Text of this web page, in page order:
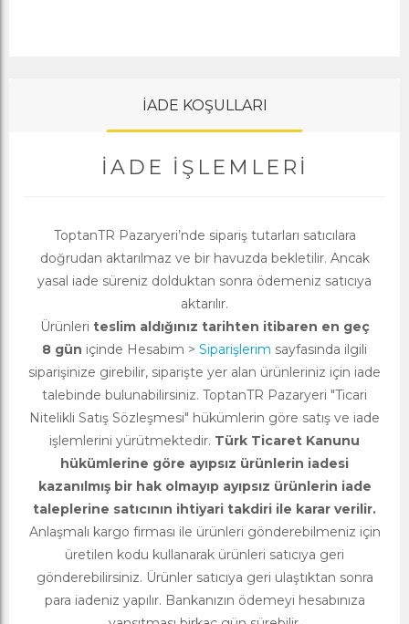
İADE KOŞULLARI
İADE İŞLEMLERI
ToptanTR Pazaryeri’nde sipariş tutarları satıcılara
doğrudan aktarılmaz ve bir havuzda bekletilir. Ancak
yasal iade süreniz dolduktan sonra ödemeniz satıcıya
aktarılır.
Ürünleri teslim aldığınız tarihten itibaren en geç
8 gün içinde Hesabım > Siparişlerim sayfasında ilgili
siparişinize girebilir, siparişte yer alan ürünleriniz için iade
talebinde bulunabilirsiniz. ToptanTR Pazaryeri "Ticari
Nitelikli Satış Sözleşmesi" hükümlerin göre satış ve iade
işlemlerini yürütmektedir. Türk Ticaret Kanunu
hükümlerine göre ayıpsız ürünlerin iadesi
kazanılmış bir hak olmayıp ayıpsız ürünlerin iade
taleplerine satıcının ihtiyari takdiri ile karar verilir.
Anlaşmalı kargo firması ile ürünleri gönderebilmeniz için
üretilen kodu kullanarak ürünleri satıcıya geri
gönderebilirsiniz. Ürünler satıcıya geri ulaştıktan sonra
para iadeniz yapılır. Bankanızın ödemeyi hesabınıza